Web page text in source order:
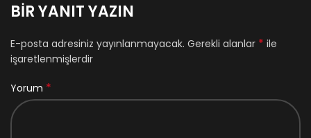
BIR YANIT YAZIN
E-posta adresiniz yayınlanmayacak. Gerekli alanlar * ile
işaretlenmişlerdir
Yorum *